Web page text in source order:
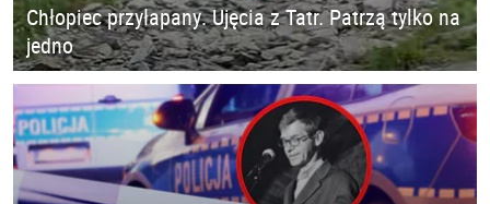
Chłopiec przyłapany. Ujęcia z Tatr. Patrzą tylko na
jedno